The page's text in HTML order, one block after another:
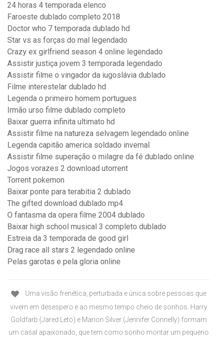
24 horas 4 temporada elenco
Faroeste dublado completo 2018
Doctor who 7 temporada dublado hd
Star vs as forças do mal legendado
Crazy ex girlfriend season 4 online legendado
Assistir justiça jovem 3 temporada legendado
Assistir filme o vingador da iugoslávia dublado
Filme interestelar dublado hd
Legenda o primeiro homem portugues
Irmão urso filme dublado completo
Baixar guerra infinita ultimato hd
Assistir filme na natureza selvagem legendado online
Legenda capitão america soldado invernal
Assistir filme superação o milagre da fé dublado online
Jogos vorazes 2 download utorrent
Torrent pokemon
Baixar ponte para terabitia 2 dublado
The gifted download dublado mp4
O fantasma da opera filme 2004 dublado
Baixar high school musical 3 completo dublado
Estreia da 3 temporada de good girl
Drag race all stars 2 legendado online
Pelas garotas e pela gloria online
Uma visão frenética, perturbada e única sobre pessoas que
vivem em desespero e ao mesmo tempo cheio de sonhos. Harry
Goldfarb (Jared Leto) e Marion Silver (Jennifer Connelly) formam
um casal apaixonado, que tem como sonho montar um pequeno